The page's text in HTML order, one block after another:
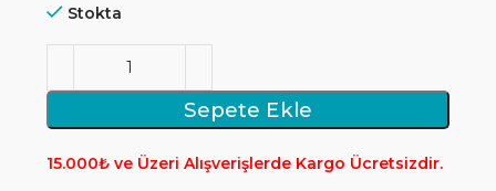
Stokta
Sepete Ekle
15.000₺ ve Üzeri Alışverişlerde Kargo Ücretsizdir.